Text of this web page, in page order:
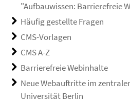
"Aufbauwissen: Barrierefreie
Häufig gestellte Fragen
CMS-Vorlagen
CMS A-Z
Barrierefreie Webinhalte
Neue Webauftritte im
Universität Berlin